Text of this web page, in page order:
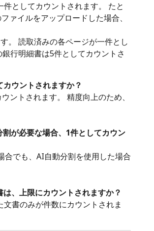
としてカウントされます。 たと
ァイルをアップロードした場合、
。 読取済みの各ページが一件とし
行明細書は5件としてカウントさ
ウントされますか？
ントされます。 精度向上のため、
が必要な場合、1件としてカウン
合でも、AI自動分割を使用した場合
、上限にカウントされますか？
書のみが件数にカウントされま